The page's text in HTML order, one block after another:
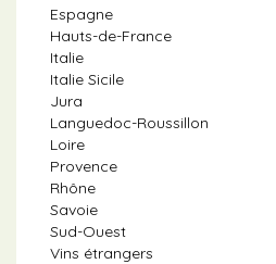
Espagne
Hauts-de-France
Italie
Italie Sicile
Jura
Languedoc-Roussillon
Loire
Provence
Rhône
Savoie
Sud-Ouest
Vins étrangers